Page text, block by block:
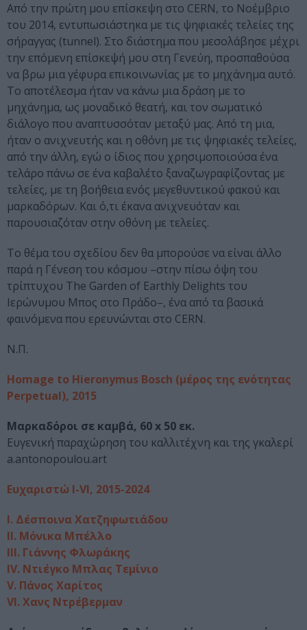
Από την πρώτη μου επίσκεψη στο CERN, το Νοέμβριο
του 2014, εντυπωσιάστηκα με τις ψηφιακές τελείες της
σήραγγας (tunnel). Στο διάστημα που μεσολάβησε μέχρι
την επόμενη επίσκεψή μου στη Γενεύη, προσπαθούσα
να βρω μια γέφυρα επικοινωνίας με το μηχάνημα αυτό.
Το αποτέλεσμα ήταν να κάνω μια δράση με το
μηχάνημα, ως μοναδικό θεατή, και τον σωματικό
διάλογο που αναπτυσσόταν μεταξύ μας. Από τη μια,
ήταν ο ανιχνευτής και η οθόνη με τις ψηφιακές τελείες,
από την άλλη, εγώ ο ίδιος που χρησιμοποιούσα ένα
τελάρο πάνω σε ένα καβαλέτο ξαναζωγραφίζοντας με
τελείες, με τη βοήθεια ενός μεγεθυντικού φακού και
μαρκαδόρων. Και ό,τι έκανα ανιχνευόταν και
παρουσιαζόταν στην οθόνη με τελείες.
Το θέμα του σχεδίου δεν θα μπορούσε να είναι άλλο
παρά η Γένεση του κόσμου –στην πίσω όψη του
τρίπτυχου The Garden of Earthly Delights του
Ιερώνυμου Μπος στο Πράδο–, ένα από τα βασικά
φαινόμενα που ερευνώνται στο CERN.
Ν.Π.
Homage to Hieronymus Bosch (μέρος της ενότητας
Perpetual), 2015
Μαρκαδόροι σε καμβά, 60 x 50 εκ.
Ευγενική παραχώρηση του καλλιτέχνη και της γκαλερί
a.antonopoulou.art
Ευχαριστώ Ι-VI, 2015-2024
Ι. Δέσποινα Χατζηφωτιάδου
ΙΙ. Μόνικα Μπέλλο
ΙII. Γιάννης Φλωράκης
ΙV. Ντιέγκο Μπλας Τεμίνιο
V. Πάνος Χαρίτος
VI. Χανς Ντρέβερμαν